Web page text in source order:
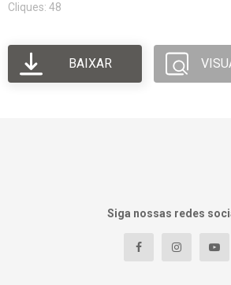
Cliques: 48
BAIXAR
Siga nossas redes